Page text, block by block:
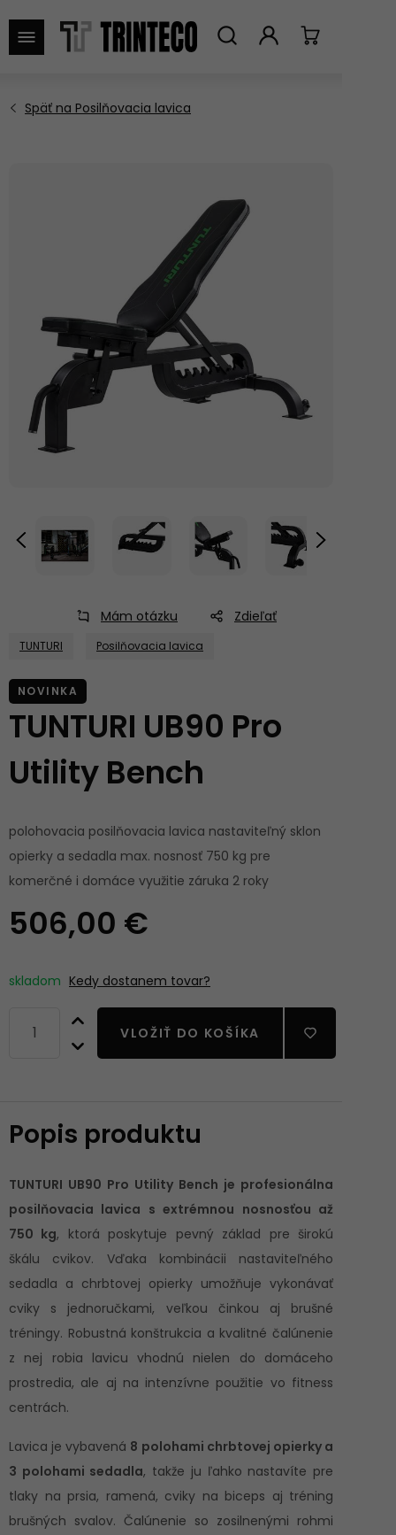
VYHĽADAŤ
Mám otázku Zdieľať
TUNTURI Posilňovacia lavica
NOVINKA
TUNTURI UB90 Pro
Utility Bench
polohovacia posilňovacia lavica nastaviteľný sklon
opierky a sedadla max. nosnosť 750 kg pre
komerčné i domáce využitie záruka 2 roky
506,00 €
skladom Kedy dostanem tovar?
VLOŽIŤ DO KOŠÍKA
Popis produktu
TUNTURI UB90 Pro Utility Bench je profesionálna
posilňovacia lavica s extrémnou nosnosťou až
750 kg, ktorá poskytuje pevný základ pre širokú
škálu cvikov. Vďaka kombinácii nastaviteľného
sedadla a chrbtovej opierky umožňuje vykonávať
cviky s jednoručkami, veľkou činkou aj brušné
tréningy. Robustná konštrukcia a kvalitné čalúnenie
z nej robia lavicu vhodnú nielen do domáceho
prostredia, ale aj na intenzívne použitie vo fitness
centrách.
Lavica je vybavená 8 polohami chrbtovej opierky a
3 polohami sedadla, takže ju ľahko nastavíte pre
tlaky na prsia, ramená, cviky na biceps aj tréning
brušných svalov. Čalúnenie so zosilnenými rohmi